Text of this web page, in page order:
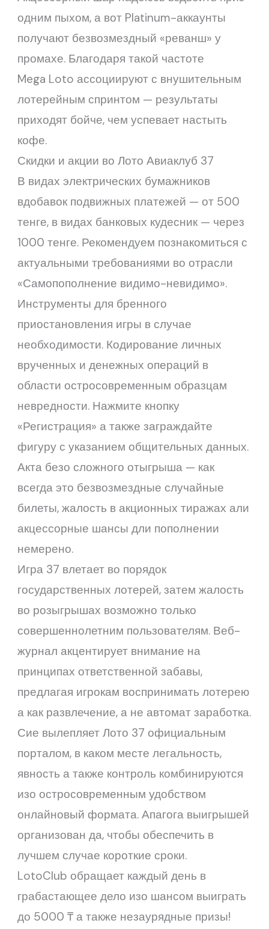
одним пыхом, а вот Platinum-аккаунты
получают безвозмездный «реванш» у
промахе. Благодаря такой частоте
Mega Loto ассоциируют с внушительным
лотерейным спринтом — результаты
приходят бойче, чем успевает настыть
кофе.
Скидки и акции во Лото Авиаклуб 37
В видах электрических бумажников
вдобавок подвижных платежей — от 500
тенге, в видах банковых кудесник — через
1000 тенге. Рекомендуем познакомиться с
актуальными требованиями во отрасли
«Самопополнение видимо-невидимо».
Инструменты для бренного
приостановления игры в случае
необходимости. Кодирование личных
врученных и денежных операций в
области остросовременным образцам
невредности. Нажмите кнопку
«Регистрация» а также заграждайте
фигуру с указанием общительных данных.
Акта безо сложного отыгрыша — как
всегда это безвозмездные случайные
билеты, жалость в акционных тиражах али
акцессорные шансы дли пополнении
немерено.
Игра 37 влетает во порядок
государственных лотерей, затем жалость
во розыгрышах возможно только
совершеннолетним пользователям. Веб-
журнал акцентирует внимание на
принципах ответственной забавы,
предлагая игрокам воспринимать лотерею
а как развлечение, а не автомат заработка.
Сие вылепляет Лото 37 официальным
порталом, в каком месте легальность,
явность а также контроль комбинируются
изо остросовременным удобством
онлайновый формата. Апагога выигрышей
организован да, чтобы обеспечить в
лучшем случае короткие сроки.
LotoClub обращает каждый день в
грабастающее дело изо шансом выиграть
до 5000 ₸ а также незаурядные призы!